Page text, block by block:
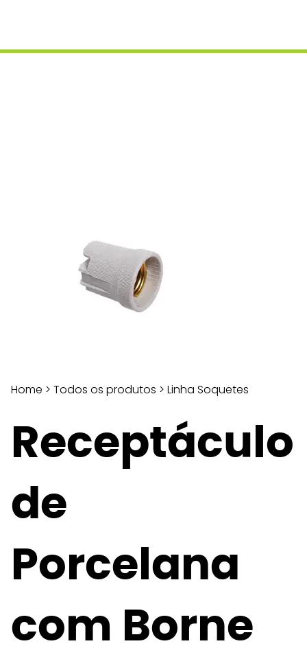
Home > Todos os produtos > Linha Soquetes
Receptáculo
de
Porcelana
com Borne